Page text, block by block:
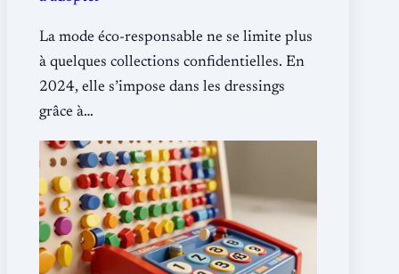
La mode éco-responsable ne se limite plus
à quelques collections confidentielles. En
2024, elle s’impose dans les dressings
grâce à…